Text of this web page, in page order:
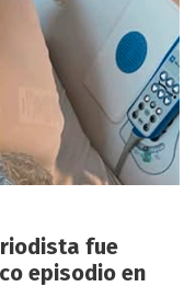
fue
episodio en